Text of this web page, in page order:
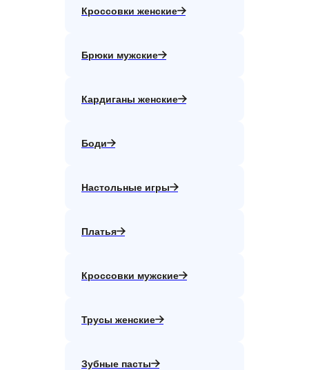
Кроссовки женские
Брюки мужские
Кардиганы женские
Боди
Настольные игры
Платья
Кроссовки мужские
Трусы женские
Зубные пасты